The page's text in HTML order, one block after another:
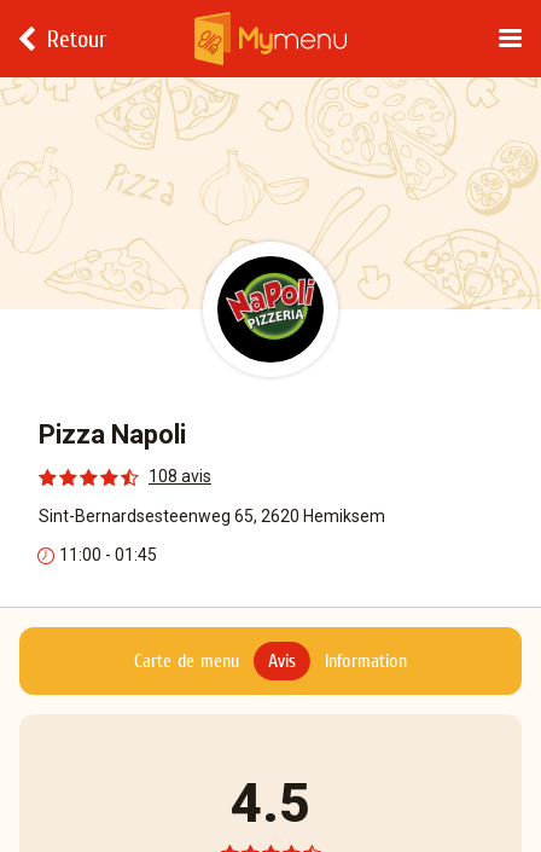
Retour
Pizza Napoli
108 avis
Sint-Bernardsesteenweg 65, 2620 Hemiksem
11:00 - 01:45
Carte de menu Avis Information
4.5